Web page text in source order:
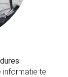
informatie te